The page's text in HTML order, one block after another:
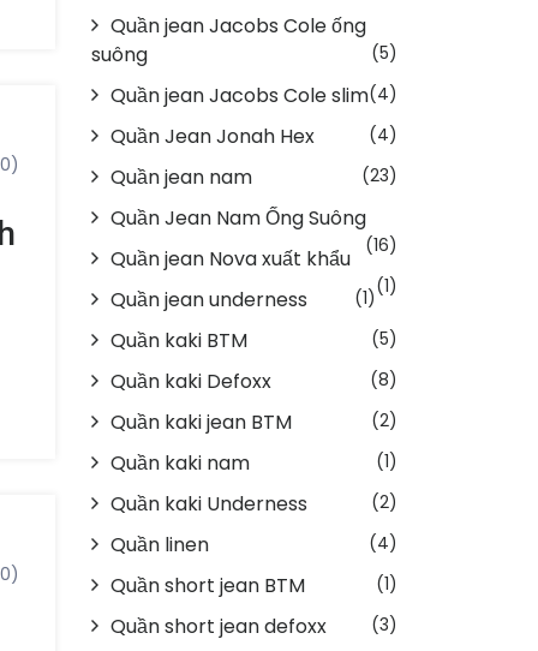
Quần jean Jacobs Cole ống
suông
(5)
Quần jean Jacobs Cole slim(4)
Quần Jean Jonah Hex (4)
Quần jean nam (23)
Quần Jean Nam Ống Suông
(16)
Quần jean Nova xuất khẩu
(1)
Quần jean underness (1)
Quần kaki BTM (5)
Quần kaki Defoxx (8)
Quần kaki jean BTM (2)
Quần kaki nam (1)
Quần kaki Underness (2)
Quần linen (4)
Quần short jean BTM (1)
Quần short jean defoxx (3)